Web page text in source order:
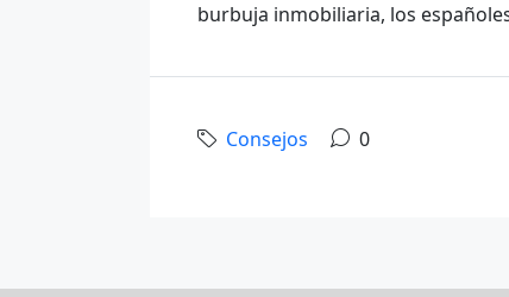
burbuja inmobiliaria, los
Consejos 0